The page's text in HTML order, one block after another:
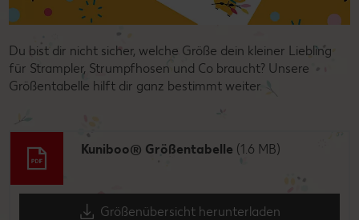
Du bist dir nicht sicher, welche Größe dein kleiner Liebling
für Strampler, Strumpfhosen und Co braucht? Unsere
Größentabelle hilft dir ganz bestimmt weiter.
Kuniboo® Größentabelle (1.6 MB)
Größenübersicht herunterladen